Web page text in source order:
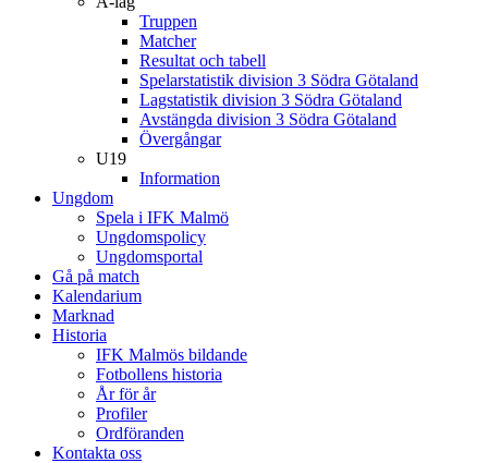
Truppen
Matcher
Resultat och tabell
Spelarstatistik division 3 Södra Götaland
Lagstatistik division 3 Södra Götaland
Avstängda division 3 Södra Götaland
Övergångar
U19
Information
Ungdom
Spela i IFK Malmö
Ungdomspolicy
Ungdomsportal
Gå på match
Kalendarium
Marknad
Historia
IFK Malmös bildande
Fotbollens historia
År för år
Profiler
Ordföranden
Kontakta oss